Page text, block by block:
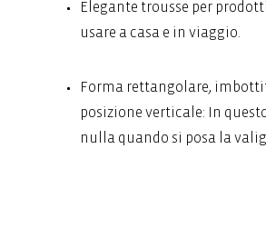
Elegante trousse per
usare a casa e in viaggio.
Forma rettangolare,
posizione verticale: In
nulla quando si posa la